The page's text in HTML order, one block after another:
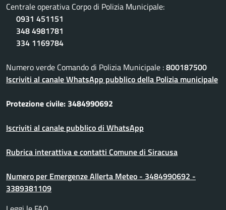
Centrale operativa Corpo di Polizia Municipale:
0931 451151
348 4981781
334 1169784
Numero verde Comando di Polizia Municipale :800187500
Iscriviti al canale WhatsApp pubblico della Polizia municipale
Protezione civile: 3484990692
Iscriviti al canale pubblico di WhatsApp
Rubrica interattiva e contatti Comune di Siracusa
Numero per Emergenze Allerta Meteo - 3484990692 -
3389381109